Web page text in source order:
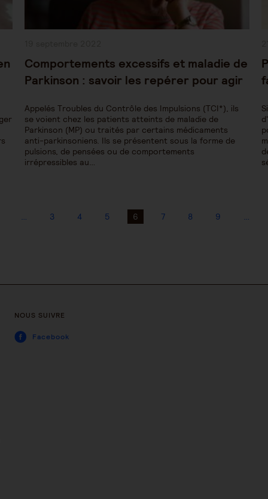
Comportements excessifs et maladie de
Parkinson : savoir les repérer pour agir
Appelés Troubles du Contrôle des Impulsions (TCI*), ils
se voient chez les patients atteints de maladie de
Parkinson (MP) ou traités par certains médicaments
anti-parkinsoniens. Ils se présentent sous la forme de
pulsions, de pensées ou de comportements
irrépressibles au…
… 3 4 5 6 7 8 9 …
NOUS SUIVRE
Facebook